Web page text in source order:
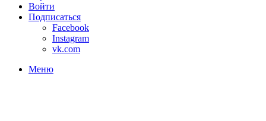
Войти
Подписаться
Facebook
Instagram
vk.com
Меню